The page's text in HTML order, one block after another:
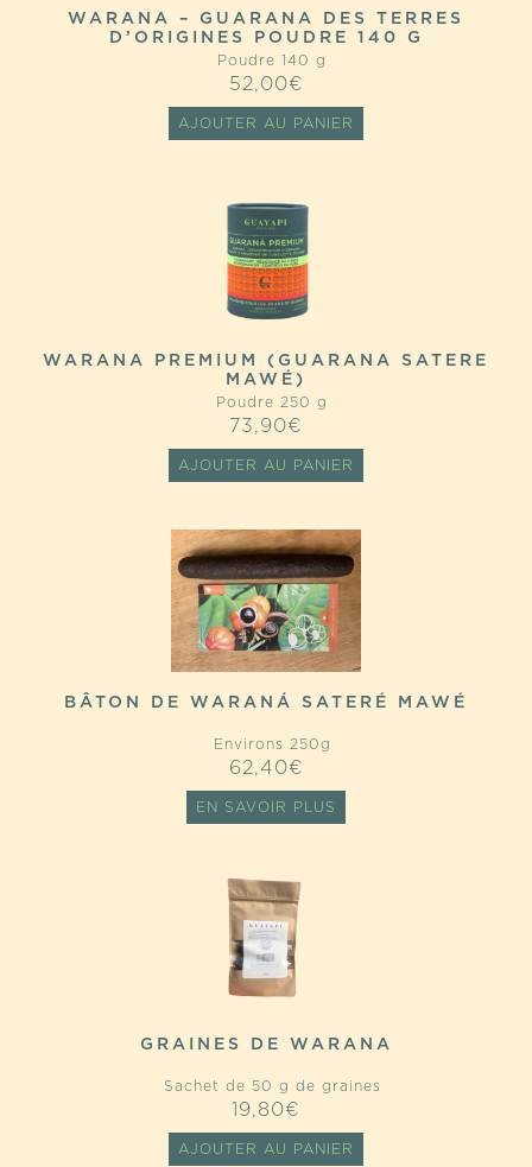
WARANA – GUARANA DES TERRES
D’ORIGINES POUDRE 140 G
Poudre 140 g
52,00€
AJOUTER AU PANIER
WARANA PREMIUM (GUARANA SATERE
MAWÉ)
Poudre 250 g
73,90€
AJOUTER AU PANIER
BÂTON DE WARANÁ SATERÉ MAWÉ
Environs 250g
62,40€
EN SAVOIR PLUS
GRAINES DE WARANA
Sachet de 50 g de graines
19,80€
AJOUTER AU PANIER